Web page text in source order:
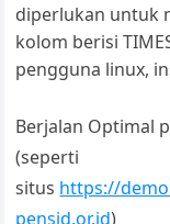
diperlukan untuk
kolom berisi
pengguna linux,
Berjalan Optimal
(seperti
situs https://
pensid.or.id)